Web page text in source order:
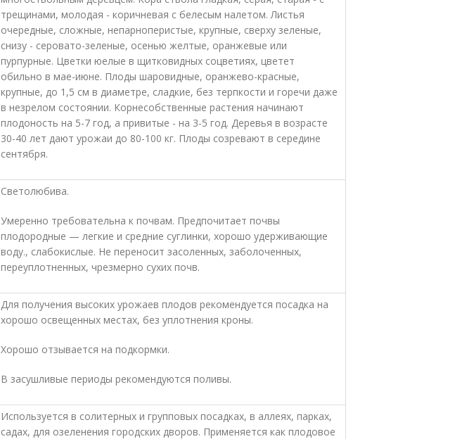
трещинами, молодая - коричневая с белесым налетом. Листья
очередные, сложные, непарноперистые, крупные, сверху зеленые,
снизу - серовато-зеленые, осенью желтые, оранжевые или
пурпурные. Цветки юелые в щитковидных соцветиях, цветет
обильно в мае-июне. Плоды шаровидные, оранжево-красные,
крупные, до 1,5 см в диаметре, сладкие, без терпкости и горечи даже
в незрелом состоянии. Корнесобственные растения начинают
плодоность на 5-7 год, а привитые - на 3-5 год. Деревья в возрасте
30-40 лет дают урожаи до 80-100 кг. Плоды созревают в середине
сентября.
Светолюбива.
Умеренно требовательна к почвам. Предпочитает почвы
плодородные — легкие и средние суглинки, хорошо удерживающие
воду., слабокислые. Не переносит засоленных, заболоченных,
переуплотненных, чрезмерно сухих почв.
Для получения высоких урожаев плодов рекомендуется посадка на
хорошо освещенных местах, без уплотнения кроны.
Хорошо отзывается на подкормки.
В засушливые периоды рекомендуются поливы.
Используется в солитерных и групповых посадках, в аллеях, парках,
садах, для озеленения городских дворов. Применяется как плодовое